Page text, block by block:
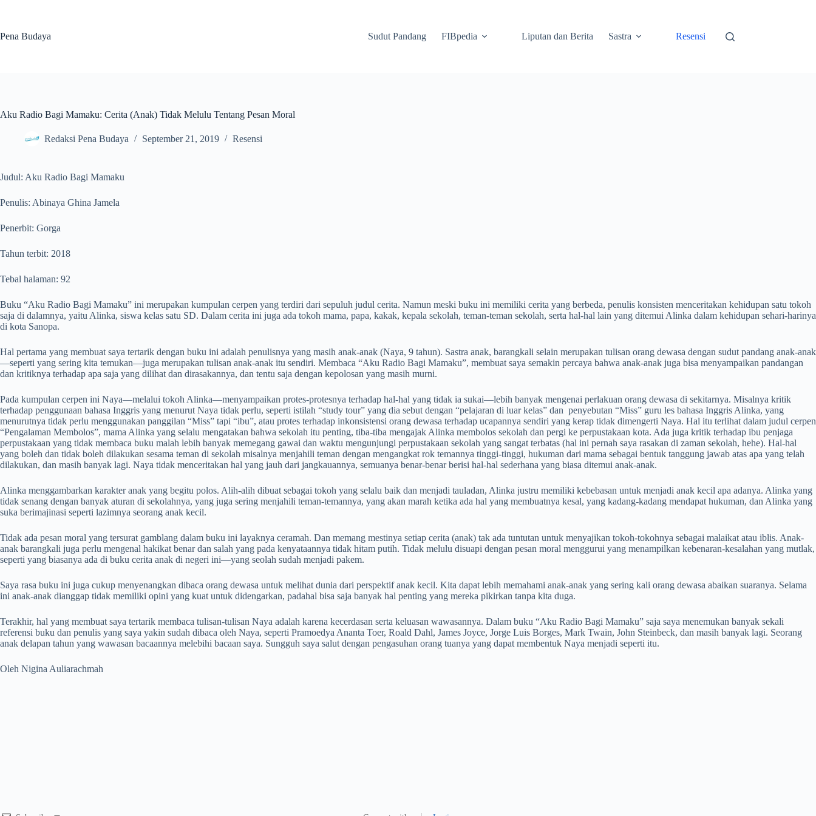
Pena Budaya
Sudut Pandang FIBpedia Liputan dan Berita Sastra Resensi
Aku Radio Bagi Mamaku: Cerita (Anak) Tidak Melulu Tentang Pesan Moral
Redaksi Pena Budaya September 21, 2019 Resensi
Judul: Aku Radio Bagi Mamaku
Penulis: Abinaya Ghina Jamela
Penerbit: Gorga
Tahun terbit: 2018
Tebal halaman: 92
Buku “Aku Radio Bagi Mamaku” ini merupakan kumpulan cerpen yang terdiri dari sepuluh judul cerita. Namun meski buku ini memiliki cerita yang berbeda, penulis konsisten menceritakan kehidupan satu tokoh
saja di dalamnya, yaitu Alinka, siswa kelas satu SD. Dalam cerita ini juga ada tokoh mama, papa, kakak, kepala sekolah, teman-teman sekolah, serta hal-hal lain yang ditemui Alinka dalam kehidupan sehari-harinya
di kota Sanopa.
Hal pertama yang membuat saya tertarik dengan buku ini adalah penulisnya yang masih anak-anak (Naya, 9 tahun). Sastra anak, barangkali selain merupakan tulisan orang dewasa dengan sudut pandang anak-anak
—seperti yang sering kita temukan—juga merupakan tulisan anak-anak itu sendiri. Membaca “Aku Radio Bagi Mamaku”, membuat saya semakin percaya bahwa anak-anak juga bisa menyampaikan pandangan
dan kritiknya terhadap apa saja yang dilihat dan dirasakannya, dan tentu saja dengan kepolosan yang masih murni.
Pada kumpulan cerpen ini Naya—melalui tokoh Alinka—menyampaikan protes-protesnya terhadap hal-hal yang tidak ia sukai—lebih banyak mengenai perlakuan orang dewasa di sekitarnya. Misalnya kritik
terhadap penggunaan bahasa Inggris yang menurut Naya tidak perlu, seperti istilah “study tour” yang dia sebut dengan “pelajaran di luar kelas” dan penyebutan “Miss” guru les bahasa Inggris Alinka, yang
menurutnya tidak perlu menggunakan panggilan “Miss” tapi “ibu”, atau protes terhadap inkonsistensi orang dewasa terhadap ucapannya sendiri yang kerap tidak dimengerti Naya. Hal itu terlihat dalam judul cerpen
“Pengalaman Membolos”, mama Alinka yang selalu mengatakan bahwa sekolah itu penting, tiba-tiba mengajak Alinka membolos sekolah dan pergi ke perpustakaan kota. Ada juga kritik terhadap ibu penjaga
perpustakaan yang tidak membaca buku malah lebih banyak memegang gawai dan waktu mengunjungi perpustakaan sekolah yang sangat terbatas (hal ini pernah saya rasakan di zaman sekolah, hehe). Hal-hal
yang boleh dan tidak boleh dilakukan sesama teman di sekolah misalnya menjahili teman dengan mengangkat rok temannya tinggi-tinggi, hukuman dari mama sebagai bentuk tanggung jawab atas apa yang telah
dilakukan, dan masih banyak lagi. Naya tidak menceritakan hal yang jauh dari jangkauannya, semuanya benar-benar berisi hal-hal sederhana yang biasa ditemui anak-anak.
Alinka menggambarkan karakter anak yang begitu polos. Alih-alih dibuat sebagai tokoh yang selalu baik dan menjadi tauladan, Alinka justru memiliki kebebasan untuk menjadi anak kecil apa adanya. Alinka yang
tidak senang dengan banyak aturan di sekolahnya, yang juga sering menjahili teman-temannya, yang akan marah ketika ada hal yang membuatnya kesal, yang kadang-kadang mendapat hukuman, dan Alinka yang
suka berimajinasi seperti lazimnya seorang anak kecil.
Tidak ada pesan moral yang tersurat gamblang dalam buku ini layaknya ceramah. Dan memang mestinya setiap cerita (anak) tak ada tuntutan untuk menyajikan tokoh-tokohnya sebagai malaikat atau iblis. Anak-
anak barangkali juga perlu mengenal hakikat benar dan salah yang pada kenyataannya tidak hitam putih. Tidak melulu disuapi dengan pesan moral menggurui yang menampilkan kebenaran-kesalahan yang mutlak,
seperti yang biasanya ada di buku cerita anak di negeri ini—yang seolah sudah menjadi pakem.
Saya rasa buku ini juga cukup menyenangkan dibaca orang dewasa untuk melihat dunia dari perspektif anak kecil. Kita dapat lebih memahami anak-anak yang sering kali orang dewasa abaikan suaranya. Selama
ini anak-anak dianggap tidak memiliki opini yang kuat untuk didengarkan, padahal bisa saja banyak hal penting yang mereka pikirkan tanpa kita duga.
Terakhir, hal yang membuat saya tertarik membaca tulisan-tulisan Naya adalah karena kecerdasan serta keluasan wawasannya. Dalam buku “Aku Radio Bagi Mamaku” saja saya menemukan banyak sekali
referensi buku dan penulis yang saya yakin sudah dibaca oleh Naya, seperti Pramoedya Ananta Toer, Roald Dahl, James Joyce, Jorge Luis Borges, Mark Twain, John Steinbeck, dan masih banyak lagi. Seorang
anak delapan tahun yang wawasan bacaannya melebihi bacaan saya. Sungguh saya salut dengan pengasuhan orang tuanya yang dapat membentuk Naya menjadi seperti itu.
Oleh Nigina Auliarachmah